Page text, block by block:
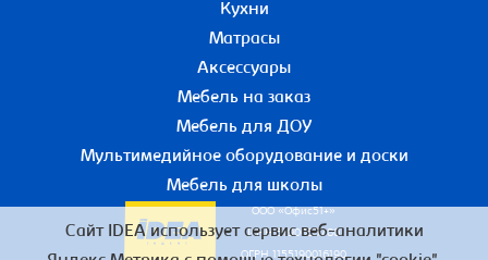
Кухни
Матрасы
Аксессуары
Мебель на заказ
Мебель для ДОУ
Мультимедийное оборудование и доски
Мебель для школы
ООО «Офис51+»
ИНН 5190055780
ОГРН 1155190016190
Сайт IDEA использует сервис веб-аналитики